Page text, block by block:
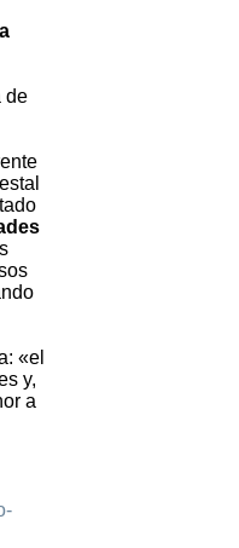
de
«el
y,
a